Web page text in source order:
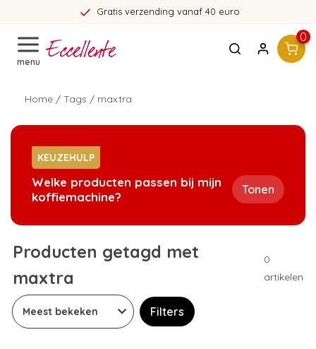
Gratis verzending vanaf 40 euro
menu
0
Home / Tags / maxtra
KEUZEHULP
Welke producten passen bij mijn
koffiemachine?
Tonen
Producten getagd met
maxtra
0
artikelen
Filters